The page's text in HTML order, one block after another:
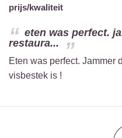
prijs/kwaliteit
eten was perfect.
restaura...
Eten was perfect. Jammer
visbestek is !